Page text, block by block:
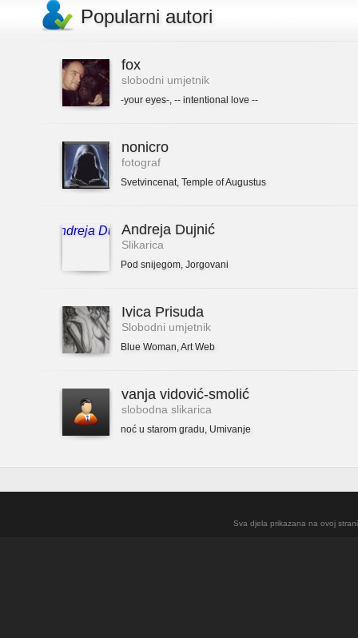
Popularni autori
fox
slobodni umjetnik
-your eyes-, -- intentional love --
nonicro
fotograf
Svetvincenat, Temple of Augustus
Andreja Dujnić
Slikarica
Pod snijegom, Jorgovani
Ivica Prisuda
Slobodni umjetnik
Blue Woman,Art Web
vanja vidović-smolić
slobodna slikarica
noć u starom gradu, Umivanje
Sva djela prikazana na ovoj